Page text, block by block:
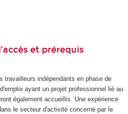
et prérequis
travailleurs indépendants en phase de
ayant un projet professionnel lié au
également accueillis. Une expérience
le secteur d'activité concerné par le